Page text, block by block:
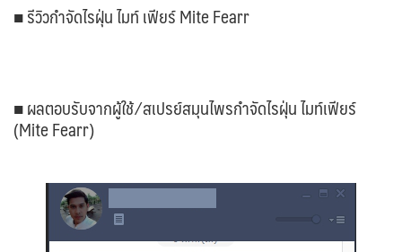
■ รีวิวกำจัดไรฝุ่น ไมท์ เฟียร์ Mite Fearr
■ ผลตอบรับจากผู้ใช้ ⁄ สเปรย์สมุนไพรกำจัดไรฝุ่น ไมท์เฟียร์
(Mite Fearr)